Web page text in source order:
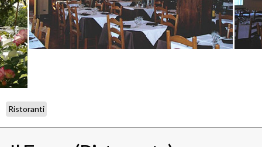
Ristoranti